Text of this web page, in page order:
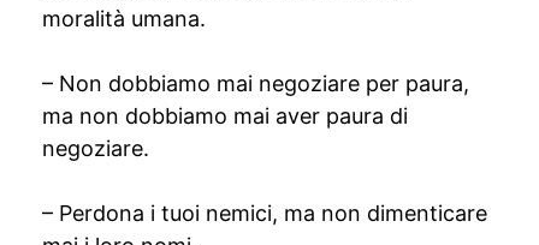
moralità umana.
– Non dobbiamo mai negoziare per paura,
ma non dobbiamo mai aver paura di
negoziare.
– Perdona i tuoi nemici, ma non dimenticare